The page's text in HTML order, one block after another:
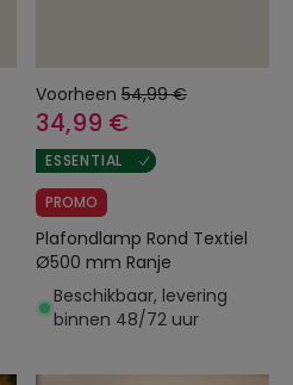
Voorheen 54,99 €
34,99 €
ESSENTIAL
PROMO
Plafondlamp Rond Textiel
Ø500 mm Ranje
Beschikbaar, levering
binnen 48/72 uur